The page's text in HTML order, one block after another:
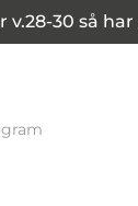
v.28-30 så